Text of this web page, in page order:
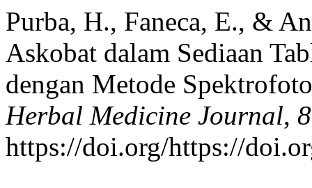
Purba, H., Faneca, E., &
Askobat dalam Sediaan
dengan Metode
Herbal Medicine Journal, 8
https://doi.org/https://